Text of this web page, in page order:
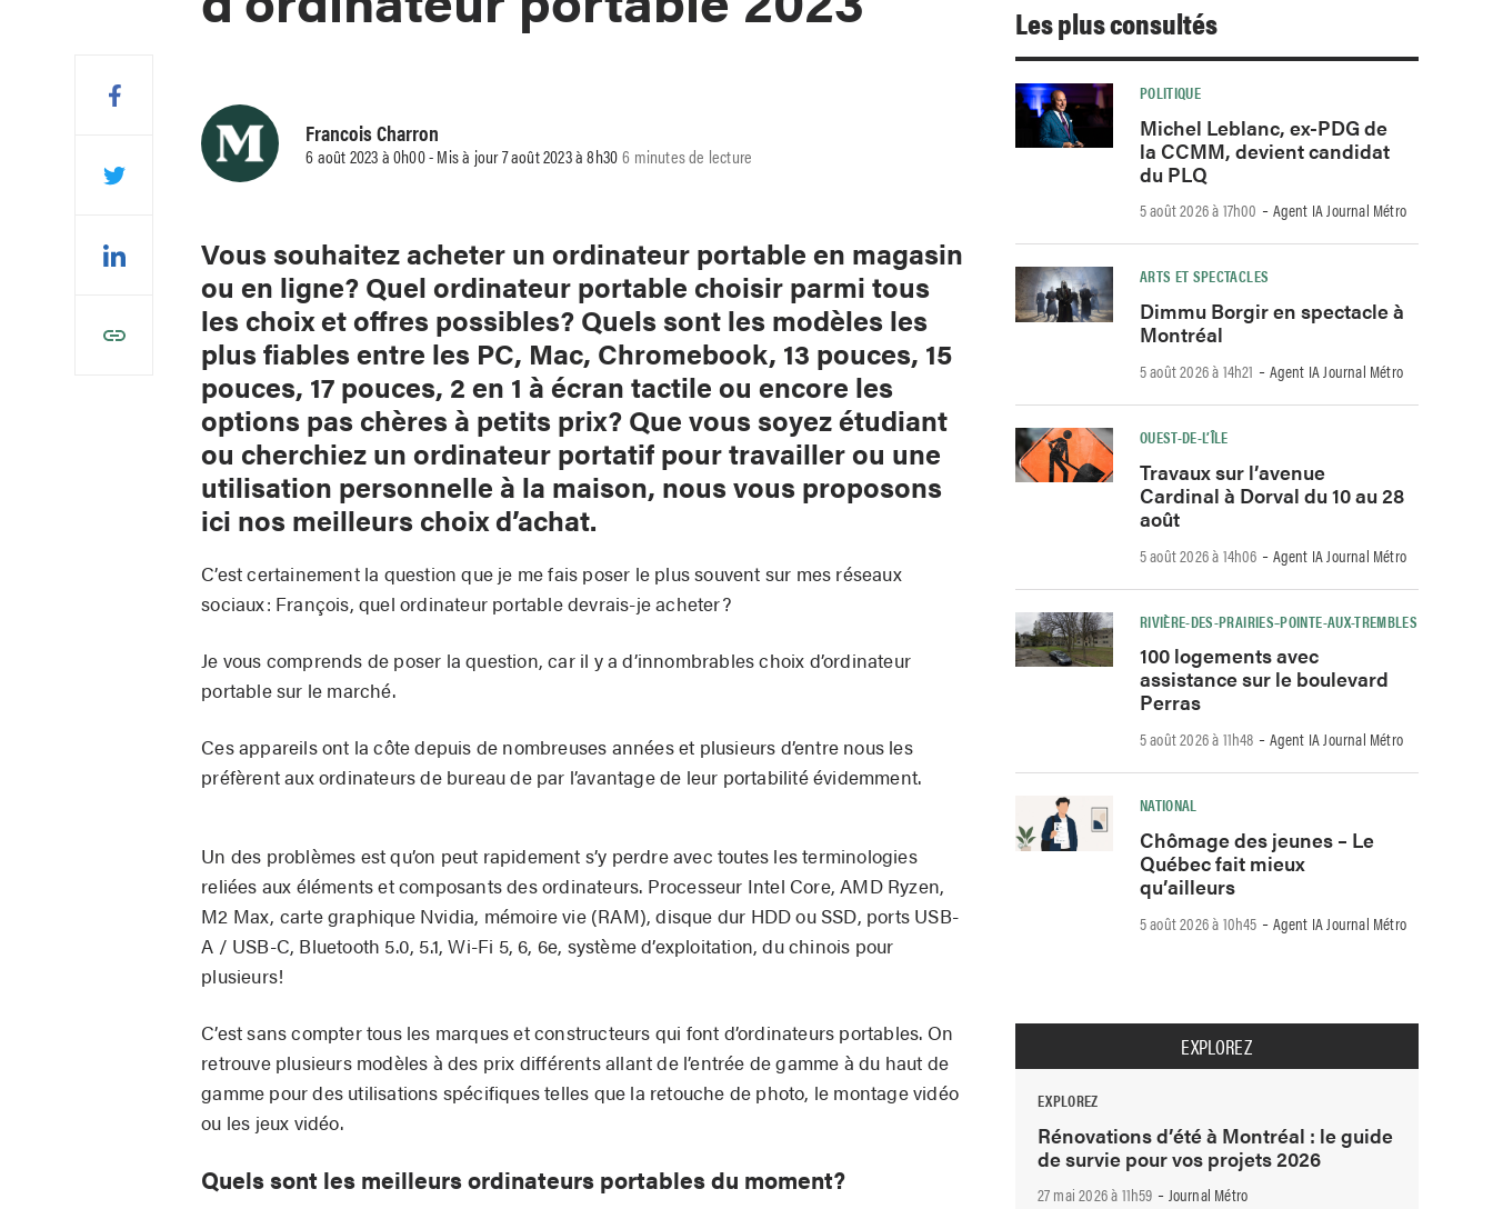
Francois Charron
6 août 2023 à 0h00 - Mis à jour 7 août 2023 à 8h306 minutes de lecture
Vous souhaitez acheter un ordinateur portable en magasin
ou en ligne? Quel ordinateur portable choisir parmi tous
les choix et offres possibles? Quels sont les modèles les
plus fiables entre les PC, Mac, Chromebook, 13 pouces, 15
pouces, 17 pouces, 2 en 1 à écran tactile ou encore les
options pas chères à petits prix? Que vous soyez étudiant
ou cherchiez un ordinateur portatif pour travailler ou une
utilisation personnelle à la maison, nous vous proposons
ici nos meilleurs choix d’achat.
C’est certainement la question que je me fais poser le plus souvent sur mes réseaux
sociaux: François, quel ordinateur portable devrais-je acheter?
Je vous comprends de poser la question, car il y a d’innombrables choix d’ordinateur
portable sur le marché.
Ces appareils ont la côte depuis de nombreuses années et plusieurs d’entre nous les
préfèrent aux ordinateurs de bureau de par l’avantage de leur portabilité évidemment.
Un des problèmes est qu’on peut rapidement s’y perdre avec toutes les terminologies
reliées aux éléments et composants des ordinateurs. Processeur Intel Core, AMD Ryzen,
M2 Max, carte graphique Nvidia, mémoire vie (RAM), disque dur HDD ou SSD, ports USB-
A / USB-C, Bluetooth 5.0, 5.1, Wi-Fi 5, 6, 6e, système d’exploitation, du chinois pour
plusieurs!
C’est sans compter tous les marques et constructeurs qui font d’ordinateurs portables. On
retrouve plusieurs modèles à des prix différents allant de l’entrée de gamme à du haut de
gamme pour des utilisations spécifiques telles que la retouche de photo, le montage vidéo
ou les jeux vidéo.
Quels sont les meilleurs ordinateurs portables du moment?
Les plus consultés
POLITIQUE
Michel Leblanc, ex-PDG de
la CCMM, devient candidat
du PLQ
5 août 2026 à 17h00 -Agent IA Journal Métro
ARTS ET SPECTACLES
Dimmu Borgir en spectacle à
Montréal
5 août 2026 à 14h21 -Agent IA Journal Métro
OUEST-DE-L’ÎLE
Travaux sur l’avenue
Cardinal à Dorval du 10 au 28
août
5 août 2026 à 14h06 -Agent IA Journal Métro
RIVIÈRE-DES-PRAIRIES–POINTE-AUX-TREMBLES
100 logements avec
assistance sur le boulevard
Perras
5 août 2026 à 11h48 -Agent IA Journal Métro
NATIONAL
Chômage des jeunes – Le
Québec fait mieux
qu’ailleurs
5 août 2026 à 10h45 -Agent IA Journal Métro
EXPLOREZ
EXPLOREZ
Rénovations d’été à Montréal : le guide
de survie pour vos projets 2026
27 mai 2026 à 11h59 -Journal Métro